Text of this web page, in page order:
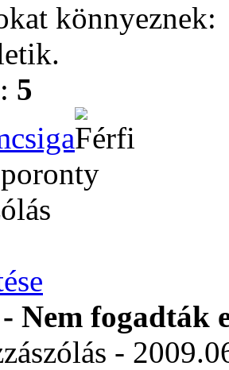
könnyeznek:
5
Nem fogadták
-